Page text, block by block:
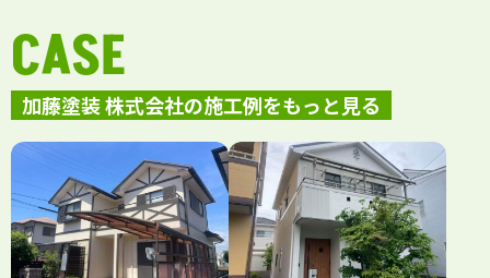
加藤塗装 株式会社の施工例をもっと見る
CASE